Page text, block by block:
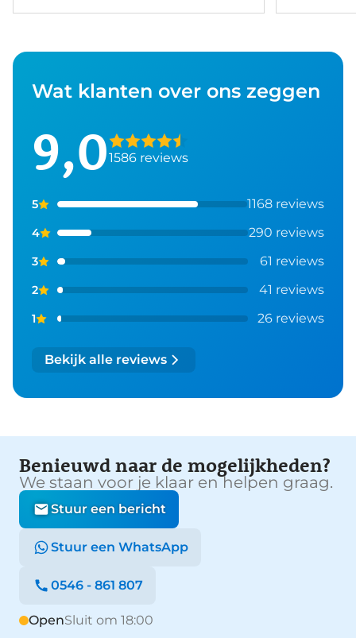
Wat klanten over ons zeggen
9,01586 reviews
5 1168 reviews
4 290 reviews
3 61 reviews
2 41 reviews
1 26 reviews
Bekijk alle reviews
Benieuwd naar de mogelijkheden?
We staan voor je klaar en helpen graag.
Stuur een bericht
Stuur een WhatsApp
0546 - 861 807
OpenSluit om 18:00